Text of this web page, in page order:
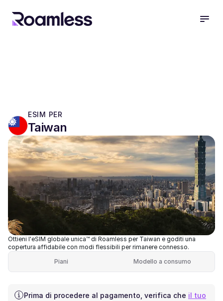
ESIM PER
Taiwan
Ottieni l'eSIM globale unica™ di Roamless per Taiwan e goditi una
copertura affidabile con modi flessibili per rimanere connesso.
Piani
Modello a consumo
Prima di procedere al pagamento, verifica che il tuo